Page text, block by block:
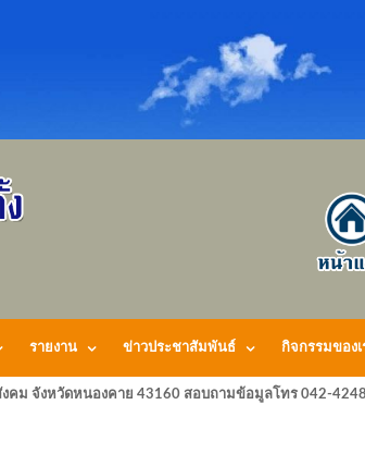
รายงาน ข่าวประชาสัมพันธ์ กิจกรรมของเ
คม จังหวัดหนองคาย 43160 สอบถามข้อมูลโทร 042-